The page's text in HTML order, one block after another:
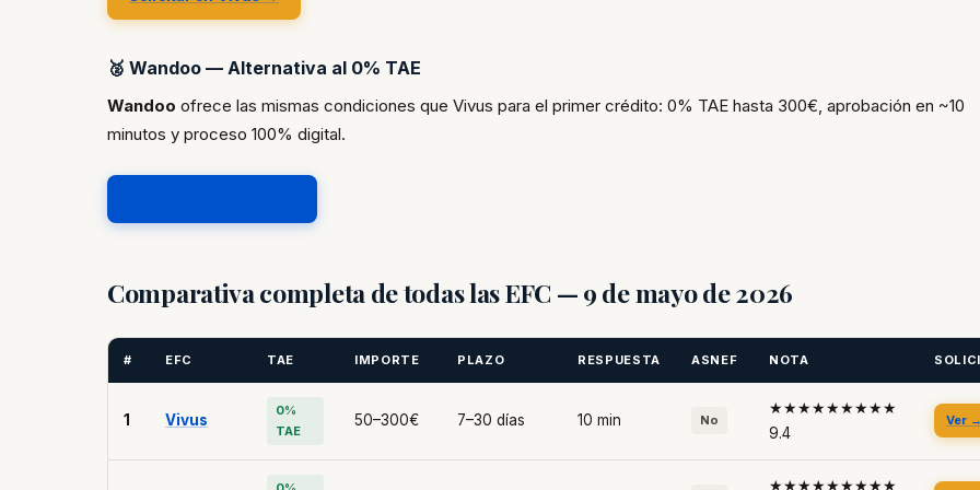
🥈 Wandoo — Alternativa al 0% TAE
Wandoo ofrece las mismas condiciones que Vivus para el primer crédito: 0% TAE hasta 300€, aprobación en ~10
minutos y proceso 100% digital.
Comparativa completa de todas las EFC — 9 de mayo de 2026
# EFC TAE IMPORTE PLAZO RESPUESTA ASNEF NOTA
1 Vivus
0%
TAE
50–300€ 7–30 días 10 min No
★★★★★★★★★
9.4
Ver →
★★★★★★★★★